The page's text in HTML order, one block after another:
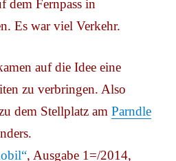
dem Fernpass in
Es war viel Verkehr.
auf die Idee eine
zu verbringen. Also
dem Stellplatz amParndle
, Ausgabe 1=/2014,